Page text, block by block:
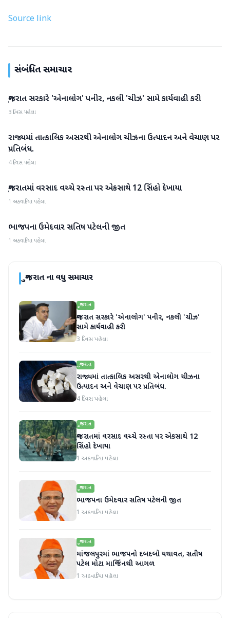
Source link
સંબંધિત સમાચાર
ગુજરાત ગુજરાત સરકારે 'એનાલોગ' પનીર, નકલી 'ચીઝ' સામે કાર્યવાહી કરી
3 દિવસ પહેલા
ગુજરાત
રાજ્યમાં તાત્કાલિક અસરથી એનાલોગ ચીઝના ઉત્પાદન અને વેચાણ પર
પ્રતિબંધ.
4 દિવસ પહેલા
ગુજરાત
ગુજરાતમાં વરસાદ વચ્ચે રસ્તા પર એકસાથે 12 સિંહો દેખાયા
1 અઠવાડિયા પહેલા
ગુજરાત
ભાજપના ઉમેદવાર સતિષ પટેલની જીત
1 અઠવાડિયા પહેલા
ગુજરાતના વધુ સમાચાર
ગુજરાત
ગુજરાત સરકારે 'એનાલોગ' પનીર, નકલી 'ચીઝ'
સામે કાર્યવાહી કરી
3 દિવસ પહેલા
ગુજરાત
રાજ્યમાં તાત્કાલિક અસરથી એનાલોગ ચીઝના
ઉત્પાદન અને વેચાણ પર પ્રતિબંધ.
4 દિવસ પહેલા
ગુજરાત
ગુજરાતમાં વરસાદ વચ્ચે રસ્તા પર એકસાથે 12
સિંહો દેખાયા
1 અઠવાડિયા પહેલા
ગુજરાત
ભાજપના ઉમેદવાર સતિષ પટેલની જીત
1 અઠવાડિયા પહેલા
ગુજરાત
માંજલપુરમાં ભાજપનો દબદબો યથાવત, સતીષ
પટેલ મોટા માર્જિનથી આગળ
1 અઠવાડિયા પહેલા